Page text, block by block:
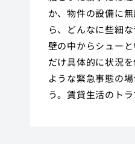
か、物件の設備に
ら、どんなに些細
壁の中からシュー
だけ具体的に状況
ような緊急事態の
う。賃貸生活のト